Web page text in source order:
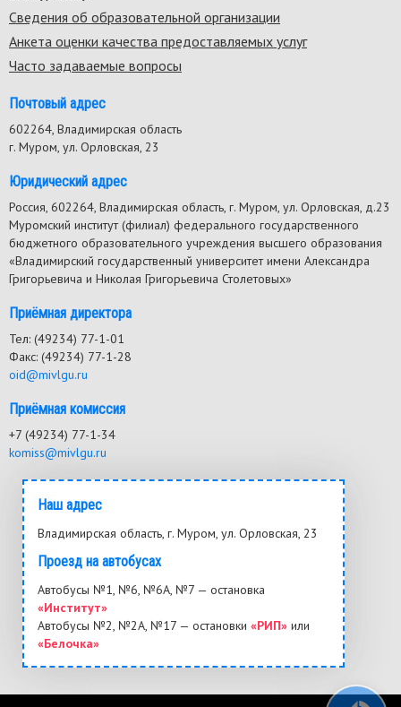
Сведения об образовательной организации
Анкета оценки качества предоставляемых услуг
Часто задаваемые вопросы
Почтовый адрес
602264, Владимирская область
г. Муром, ул. Орловская, 23
Юридический адрес
Россия, 602264, Владимирская область, г. Муром, ул. Орловская, д.23
Муромский институт (филиал) федерального государственного
бюджетного образовательного учреждения высшего образования
«Владимирский государственный университет имени Александра
Григорьевича и Николая Григорьевича Столетовых»
Приёмная директора
Тел: (49234) 77-1-01
Факс: (49234) 77-1-28
oid@mivlgu.ru
Приёмная комиссия
+7 (49234) 77-1-34
komiss@mivlgu.ru
Наш адрес
Владимирская область, г. Муром, ул. Орловская, 23
Проезд на автобусах
Автобусы №1, №6, №6А, №7 — остановка
«Институт»
Автобусы №2, №2А, №17 — остановки «РИП» или
«Белочка»